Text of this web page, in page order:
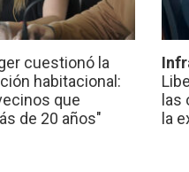
cuestionó la
habitacional:
que
de 20 años"
la